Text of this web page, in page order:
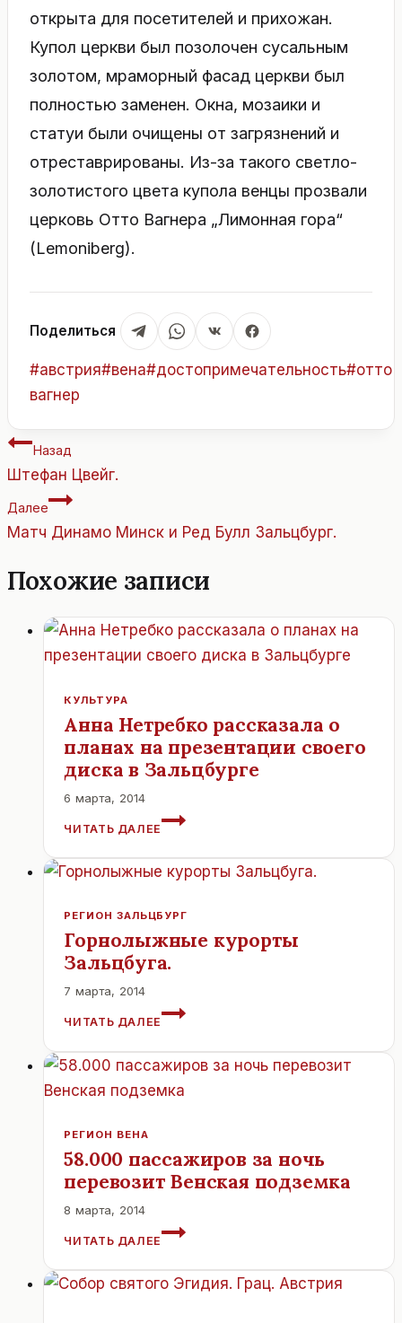
открыта для посетителей и прихожан.
Купол церкви был позолочен сусальным
золотом, мраморный фасад церкви был
полностью заменен. Окна, мозаики и
статуи были очищены от загрязнений и
отреставрированы. Из-за такого светло-
золотистого цвета купола венцы прозвали
церковь Отто Вагнера „Лимонная гора“
(Lemoniberg).
Поделиться
Метки
записи:
#австрия#вена#достопримечательность#отто
вагнер
Навигация
по
записям
Назад
Штефан Цвейг.
Далее
Матч Динамо Минск и Ред Булл Зальцбург.
Похожие записи
КУЛЬТУРА
Анна Нетребко рассказала о
планах на презентации своего
диска в Зальцбурге
6 марта, 2014
ЧИТАТЬ ДАЛЕЕ
АННА
О
НА
СВОЕГО
ДИСКА
РЕГИОН ЗАЛЬЦБУРГ
Горнолыжные курорты
Зальцбуга.
7 марта, 2014
ЧИТАТЬ ДАЛЕЕ
ГОРНОЛЫЖНЫЕ
РЕГИОН ВЕНА
58.000 пассажиров за ночь
перевозит Венская подземка
8 марта, 2014
ЧИТАТЬ ДАЛЕЕ
58.000
НОЧЬ